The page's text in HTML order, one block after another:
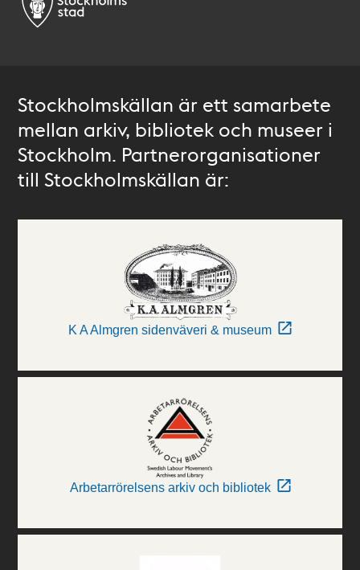
Stockholmskällan är ett samarbete
mellan arkiv, bibliotek och museer i
Stockholm. Partnerorganisationer
till Stockholmskällan är:
K A Almgren sidenväveri & museum
Arbetarrörelsens arkiv och bibliotek